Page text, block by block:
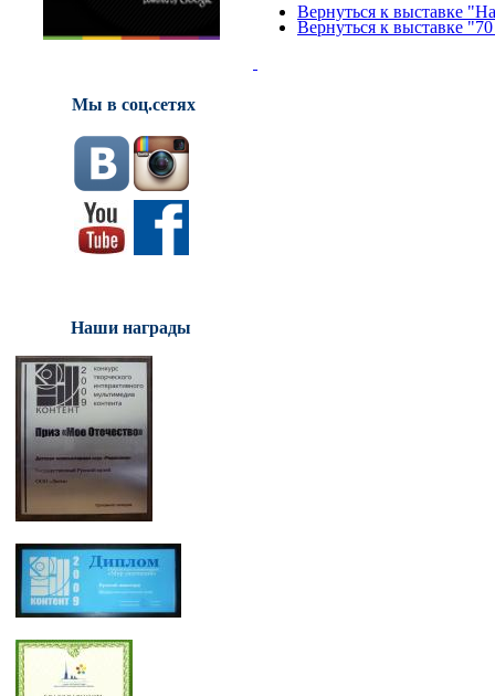
Мы в соц.сетях
Наши награды
Вернуться к выставке
Вернуться к выставке